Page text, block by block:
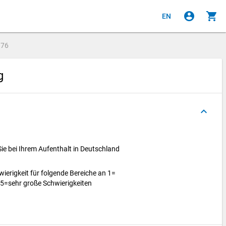
EN account_circle shopping_cart
76
keyboard_arrow_up
bei Ihrem Aufenthalt in Deutschland
für folgende Bereiche an 1=
große Schwierigkeiten